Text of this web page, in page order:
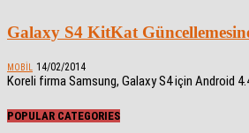
Galaxy S4 KitKat
MOBIL 14/02/2014
Koreli firma Samsung, Galaxy S4 için Android
POPULAR CATEGORIES